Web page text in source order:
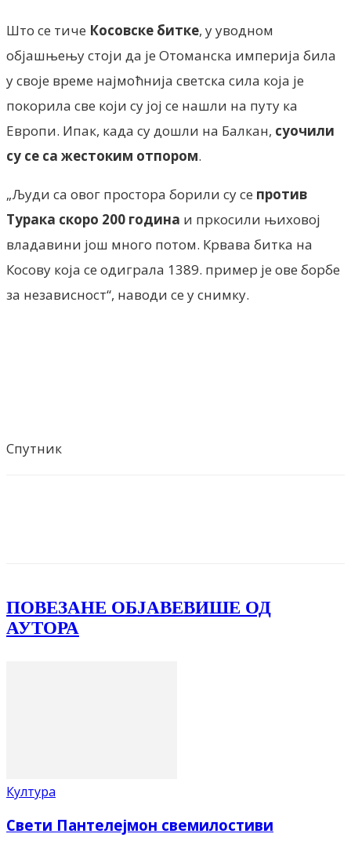
Што се тиче Косовске битке, у уводном
објашњењу стоји да је Отоманска империја била
у своје време најмоћнија светска сила која је
покорила све који су јој се нашли на путу ка
Европи. Ипак, када су дошли на Балкан, суочили
су се са жестоким отпором.
„Људи са овог простора борили су се против
Турака скоро 200 година и пркосили њиховој
владавини још много потом. Крвава битка на
Косову која се одиграла 1389. пример је ове борбе
за независност“, наводи се у снимку.
Спутник
ПОВЕЗАНЕ ОБЈАВЕВИШЕ ОД
АУТОРА
Култура
Свети Пантелејмон свемилостиви